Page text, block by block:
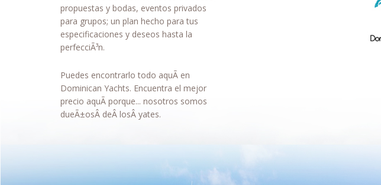
propuestas y bodas, eventos privados
para grupos; un plan hecho para tus
especificaciones y deseos hasta la
perfecciÃ³n.
Puedes encontrarlo todo aquÃ­ en
Dominican Yachts. Encuentra el mejor
precio aquÃ­ porque... nosotros somos
dueÃ±osÂ deÂ losÂ yates.